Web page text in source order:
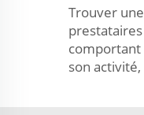
Trouver
comportant
son